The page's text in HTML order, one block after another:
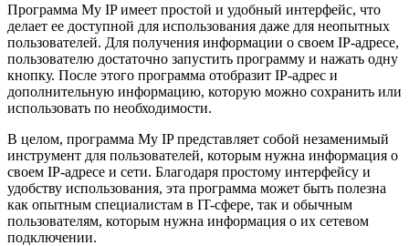
Программа My IP имеет простой и удобный интерфейс, что
делает ее доступной для использования даже для неопытных
пользователей. Для получения информации о своем IP-адресе,
пользователю достаточно запустить программу и нажать одну
кнопку. После этого программа отобразит IP-адрес и
дополнительную информацию, которую можно сохранить или
использовать по необходимости.
В целом, программа My IP представляет собой незаменимый
инструмент для пользователей, которым нужна информация о
своем IP-адресе и сети. Благодаря простому интерфейсу и
удобству использования, эта программа может быть полезна
как опытным специалистам в IT-сфере, так и обычным
пользователям, которым нужна информация о их сетевом
подключении.